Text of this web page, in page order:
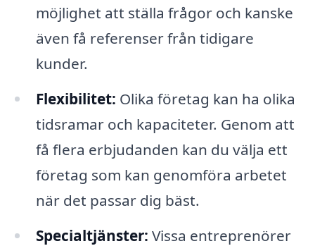
möjlighet att ställa frågor och kanske
även få referenser från tidigare
kunder.
Flexibilitet: Olika företag kan ha olika
tidsramar och kapaciteter. Genom att
få flera erbjudanden kan du välja ett
företag som kan genomföra arbetet
när det passar dig bäst.
Specialtjänster: Vissa entreprenörer